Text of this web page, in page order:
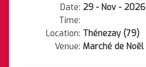
Date: 29 - Nov - 2026
Time:
Location: Thénezay (79)
Venue: Marché de Noël